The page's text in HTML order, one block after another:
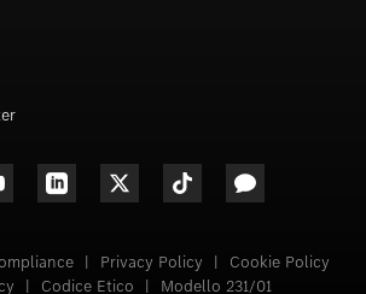
| Privacy Policy |
Cookie Policy
| Codice Etico | Modello 231/01